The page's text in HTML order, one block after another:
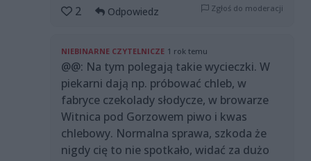
2
Odpowiedz Zgłoś do moderacji
NIEBINARNE CZYTELNICZE 1 rok temu
@@: Na tym polegają takie wycieczki. W
piekarni dają np. próbować chleb, w
fabryce czekolady słodycze, w browarze
Witnica pod Gorzowem piwo i kwas
chlebowy. Normalna sprawa, szkoda że
nigdy cię to nie spotkało, widać za dużo